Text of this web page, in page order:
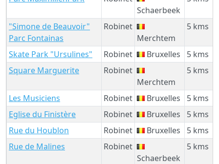
Schaerbeek
"Simone de Beauvoir"
Parc Fontainas
Robinet
Merchtem
5 kms
Skate Park "Ursulines" Robinet Bruxelles
5 kms
Square Marguerite
Robinet
Merchtem
5 kms
Les Musiciens Robinet Bruxelles
5 kms
Eglise du Finistère
Robinet Bruxelles
5 kms
Rue du Houblon
Robinet Bruxelles
5 kms
Rue de Malines
Robinet
Schaerbeek
5 kms